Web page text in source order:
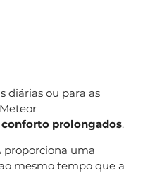
diárias ou para as
prolongados.
proporciona uma
mesmo tempo que a